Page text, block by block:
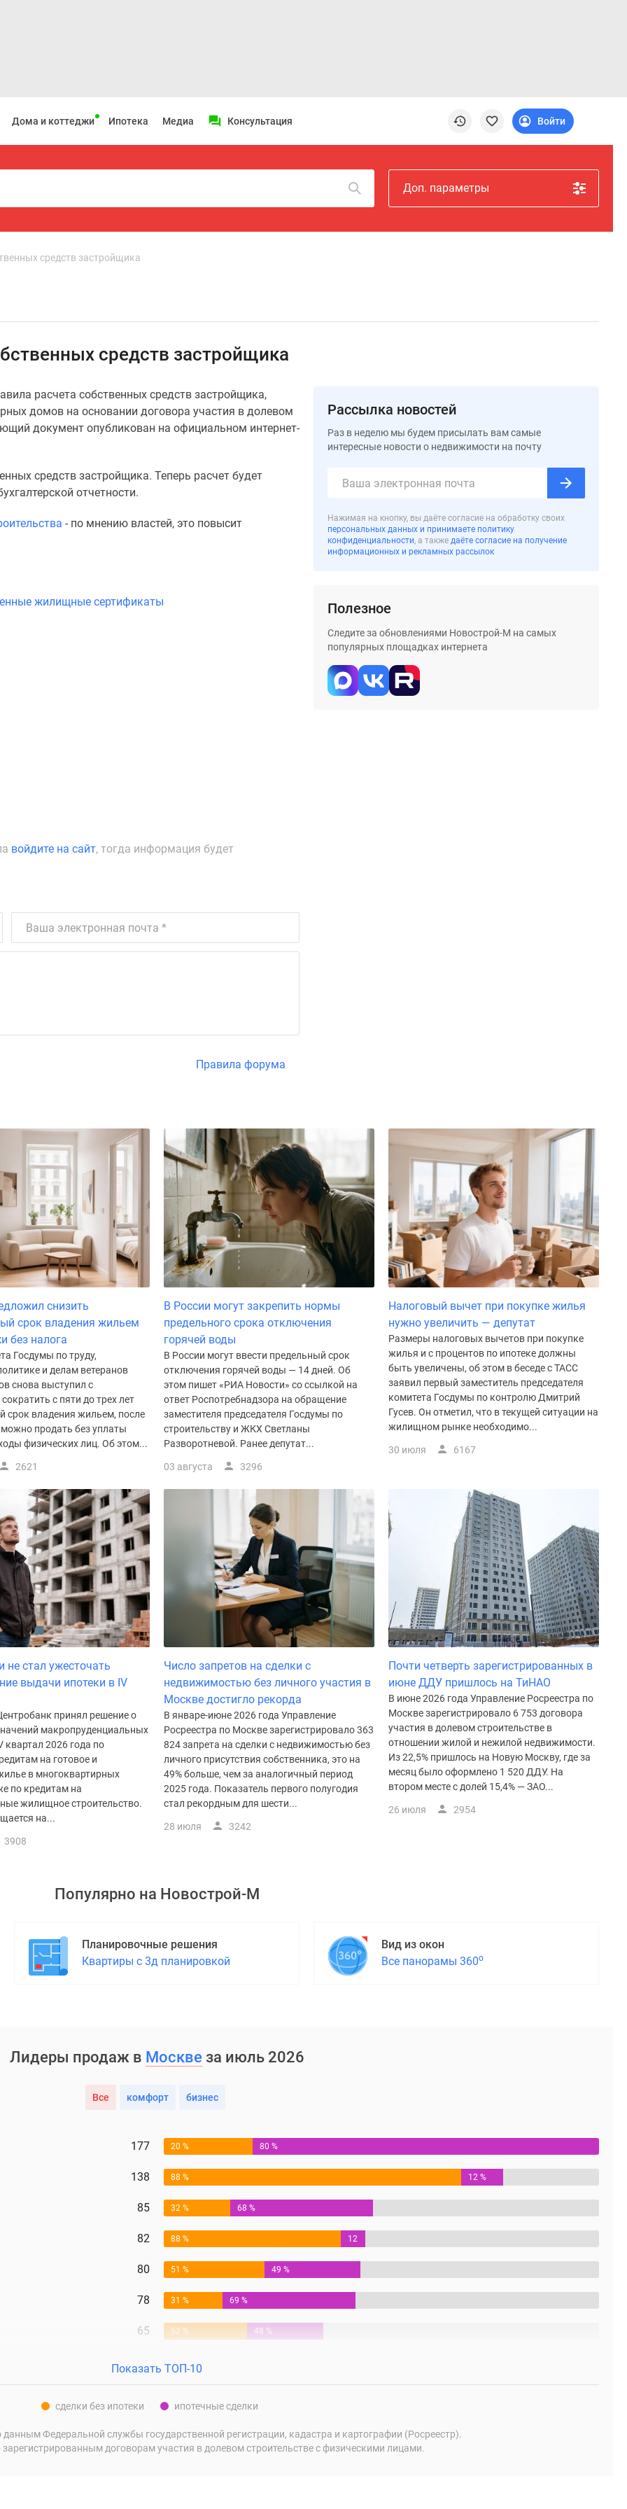
Дома и коттеджи Ипотека Медиа Консультация Войти
Доп. параметры
средств застройщика
средств застройщика
расчета собственных средств застройщика,
домов на основании договора участия в долевом
документ опубликован на официальном интернет-
средств застройщика. Теперь расчет будет
отчетности.
- по мнению властей, это повысит
жилищные сертификаты
войдите на сайт, тогда информация будет
Правила форума
Рассылка новостей
Раз в неделю мы будем присылать вам самые
интересные новости о недвижимости на почту
Нажимая на кнопку, вы даёте согласие на обработку своих
персональных данных и принимаете политику
конфиденциальности, а также даёте согласие на получение
информационных и рекламных рассылок
Полезное
Следите за обновлениями Новострой-М на самых
популярных площадках интернета
снизить
срок владения жильем
без налога
Госдумы по труду,
и делам ветеранов
снова выступил с
с пяти до трех лет
срок владения жильем, после
можно продать без уплаты
физических лиц. Об этом...
2621
В России могут закрепить нормы
предельного срока отключения
горячей воды
В России могут ввести предельный срок
отключения горячей воды — 14 дней. Об
этом пишет «РИА Новости» со ссылкой на
ответ Роспотребнадзора на обращение
заместителя председателя Госдумы по
строительству и ЖКХ Светланы
Разворотневой. Ранее депутат...
03 августа 3296
Налоговый вычет при покупке жилья
нужно увеличить — депутат
Размеры налоговых вычетов при покупке
жилья и с процентов по ипотеке должны
быть увеличены, об этом в беседе с ТАСС
заявил первый заместитель председателя
комитета Госдумы по контролю Дмитрий
Гусев. Он отметил, что в текущей ситуации на
жилищном рынке необходимо...
30 июля 6167
не стал ужесточать
выдачи ипотеки в IV
принял решение о
макропруденциальных
квартал 2026 года по
на готовое и
в многоквартирных
по кредитам на
жилищное строительство.
на...
3908
Число запретов на сделки с
недвижимостью без личного участия в
Москве достигло рекорда
В январе-июне 2026 года Управление
Росреестра по Москве зарегистрировало 363
824 запрета на сделки с недвижимостью без
личного присутствия собственника, это на
49% больше, чем за аналогичный период
2025 года. Показатель первого полугодия
стал рекордным для шести...
28 июля 3242
Почти четверть зарегистрированных в
июне ДДУ пришлось на ТиНАО
В июне 2026 года Управление Росреестра по
Москве зарегистрировало 6 753 договора
участия в долевом строительстве в
отношении жилой и нежилой недвижимости.
Из 22,5% пришлось на Новую Москву, где за
месяц было оформлено 1 520 ДДУ. На
втором месте с долей 15,4% — ЗАО...
26 июля 2954
Популярно на Новострой-М
Планировочные решения
Квартиры с 3д планировкой
Вид из окон
Все панорамы 360о
Лидеры продаж в Москве за июль 2026
Все комфорт бизнес
177 20 % 80 %
138 88 % 12 %
85 32 % 68 %
82 88 %
12
80 51 % 49 %
78 31 % 69 %
65 52 % 48 %
Показать ТОП-10
сделки без ипотеки ипотечные сделки
Федеральной службы государственной регистрации, кадастра и картографии (Росреестр).
договорам участия в долевом строительстве с физическими лицами.